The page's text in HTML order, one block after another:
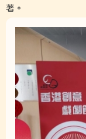
著。